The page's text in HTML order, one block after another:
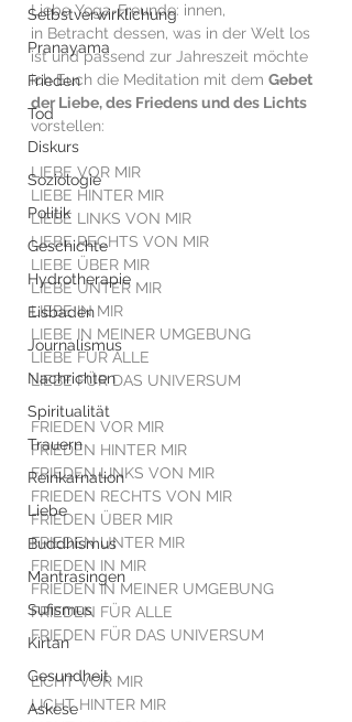
Selbstverwirklichung
Pranayama
Frieden
Tod
Diskurs
Soziologie
Politik
Geschichte
Hydrotherapie
Eisbaden
Journalismus
Nachrichten
Spiritualität
Trauern
Reinkarnation
Liebe
Buddhismus
Mantrasingen
Sufismus
Kirtan
Gesundheit
Askese
Liebe Yoga-Freunde: innen,
in Betracht dessen, was in der Welt los
ist und passend zur Jahreszeit möchte
ich Euch die Meditation mit dem Gebet
der Liebe, des Friedens und des Lichts
vorstellen:
LIEBE VOR MIR
LIEBE HINTER MIR
LIEBE LINKS VON MIR
LIEBE RECHTS VON MIR
LIEBE ÜBER MIR
LIEBE UNTER MIR
LIEBE IN MIR
LIEBE IN MEINER UMGEBUNG
LIEBE FÜR ALLE
LIEBE FÜR DAS UNIVERSUM
FRIEDEN VOR MIR
FRIEDEN HINTER MIR
FRIEDEN LINKS VON MIR
FRIEDEN RECHTS VON MIR
FRIEDEN ÜBER MIR
FRIEDEN UNTER MIR
FRIEDEN IN MIR
FRIEDEN IN MEINER UMGEBUNG
FRIEDEN FÜR ALLE
FRIEDEN FÜR DAS UNIVERSUM
LICHT VOR MIR
LICHT HINTER MIR